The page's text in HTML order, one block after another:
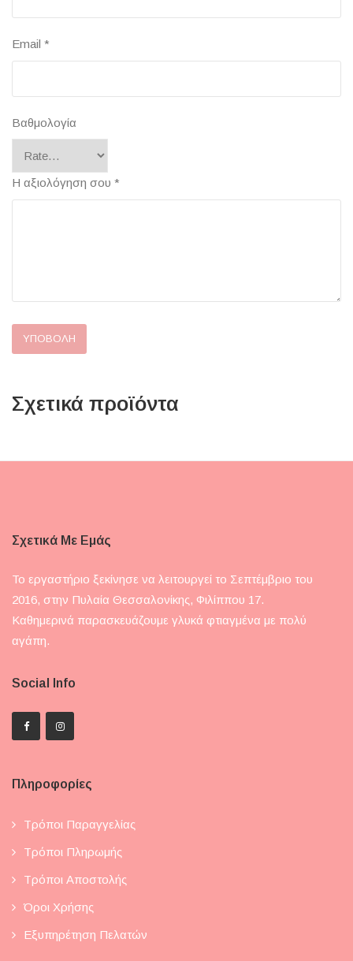
Email *
Βαθμολογία
Η αξιολόγηση σου *
Σχετικά προϊόντα
Σχετικά Με Εμάς
Το εργαστήριο ξεκίνησε να λειτουργεί το Σεπτέμβριο του
2016, στην Πυλαία Θεσσαλονίκης, Φιλίππου 17.
Καθημερινά παρασκευάζουμε γλυκά φτιαγμένα με πολύ
αγάπη.
Social Info
Πληροφορίες
Τρόποι Παραγγελίας
Τρόποι Πληρωμής
Τρόποι Αποστολής
Όροι Χρήσης
Εξυπηρέτηση Πελατών